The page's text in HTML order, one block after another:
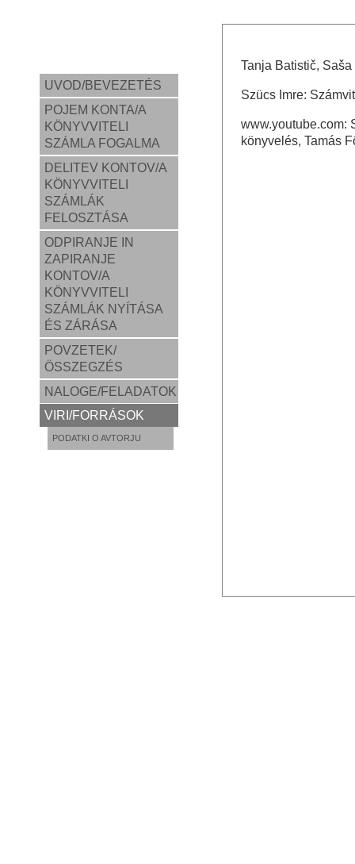
UVOD/BEVEZETÉS
POJEM KONTA/A
KÖNYVVITELI
SZÁMLA FOGALMA
DELITEV KONTOV/A
KÖNYVVITELI
SZÁMLÁK
FELOSZTÁSA
ODPIRANJE IN
ZAPIRANJE
KONTOV/A
KÖNYVVITELI
SZÁMLÁK NYÍTÁSA
ÉS ZÁRÁSA
POVZETEK/
ÖSSZEGZÉS
NALOGE/FELADATOK
VIRI/FORRÁSOK
PODATKI O AVTORJU
Tanja Batistič,
Szücs Imre:
www.youtube.com:
könyvelés, Tamás